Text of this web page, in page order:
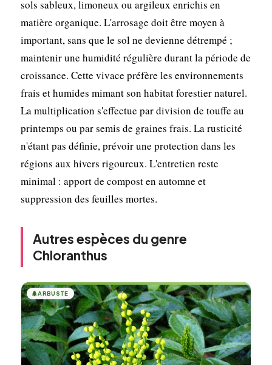
sols sableux, limoneux ou argileux enrichis en
matière organique. L'arrosage doit être moyen à
important, sans que le sol ne devienne détrempé ;
maintenir une humidité régulière durant la période de
croissance. Cette vivace préfère les environnements
frais et humides mimant son habitat forestier naturel.
La multiplication s'effectue par division de touffe au
printemps ou par semis de graines frais. La rusticité
n'étant pas définie, prévoir une protection dans les
régions aux hivers rigoureux. L'entretien reste
minimal : apport de compost en automne et
suppression des feuilles mortes.
Autres espèces du genre
Chloranthus
🌲ARBUSTE